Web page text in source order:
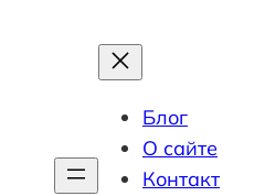
Блог
О сайте
Контакт